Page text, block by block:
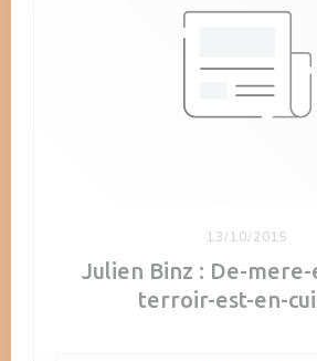
13/10/2015
Julien Binz : De-
terroir-est-en-